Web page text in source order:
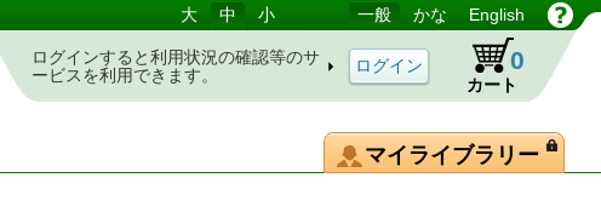
大 中 小 一般 かな English
ログインすると利用状況の確認等のサ
ービスを利用できます。
カート
0
マイライブラリー